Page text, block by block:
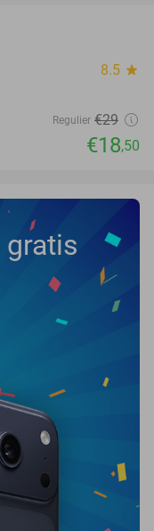
8.5 star
Regulier €29
€18,50
gratis